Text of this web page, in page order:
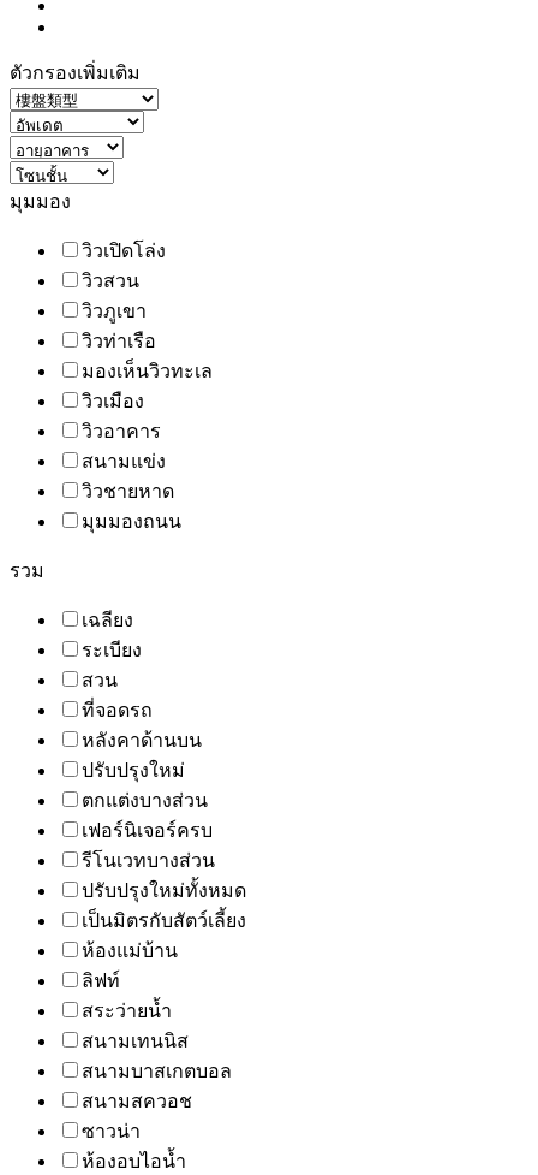
ตัวกรองเพิ่มเติม
มุมมอง
วิวเปิดโล่ง
วิวสวน
วิวภูเขา
วิวท่าเรือ
มองเห็นวิวทะเล
วิวเมือง
วิวอาคาร
สนามแข่ง
วิวชายหาด
มุมมองถนน
รวม
เฉลียง
ระเบียง
สวน
ที่จอดรถ
หลังคาด้านบน
ปรับปรุงใหม่
ตกแต่งบางส่วน
เฟอร์นิเจอร์ครบ
รีโนเวทบางส่วน
ปรับปรุงใหม่ทั้งหมด
เป็นมิตรกับสัตว์เลี้ยง
ห้องแม่บ้าน
ลิฟท์
สระว่ายน้ำ
สนามเทนนิส
สนามบาสเกตบอล
สนามสควอช
ซาวน่า
ห้องอบไอน้ำ